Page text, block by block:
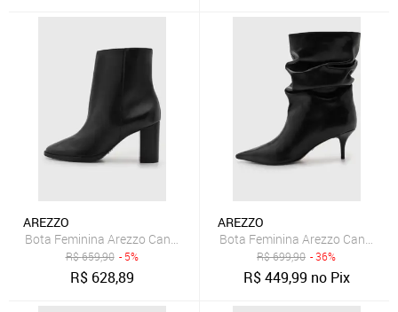
AREZZO
Bota Feminina Arezzo Cano Baixo Couro Preta
R$659,90 - 5%
R$ 628,89
AREZZO
Bota Feminina Arezzo Cano
R$699,90 - 36%
R$449,99 no Pix